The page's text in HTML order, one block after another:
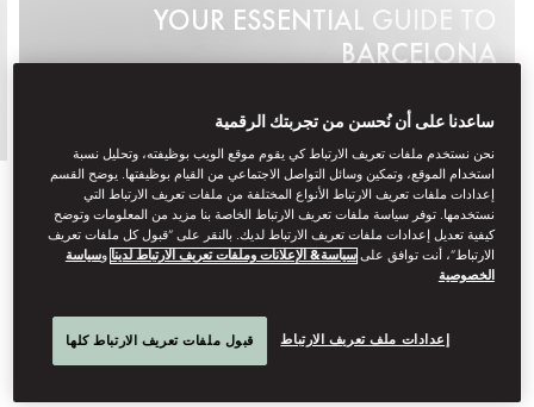
YOUR ESSENTIAL GUIDE TO
BARCELONA
See More
المأكولات الفنون والثقافة مغامرة
ساعدنا على أن نُحسن من تجربتك الرقمية
نحن نستخدم ملفات تعريف الارتباط كي يقوم موقع الويب بوظيفته، وتحليل نسبة
استخدام الموقع، وتمكين وسائل التواصل الاجتماعي من القيام بوظيفتها. يوضح القسم
إعدادات ملفات تعريف الارتباط الأنواع المختلفة من ملفات تعريف الارتباط التي
نستخدمها. توفر سياسة ملفات تعريف الارتباط الخاصة بنا مزيد من المعلومات وتوضح
كيفية تعديل إعدادات ملفات تعريف الارتباط لديك. بالنقر على “قبول كل ملفات تعريف
الارتباط”، أنت توافق علىسياسة& الإعلانات وملفات تعريف الارتباط لدينا وسياسة
الخصوصية
إعدادات ملف تعريف الارتباط قبول ملفات تعريف الارتباط كلها